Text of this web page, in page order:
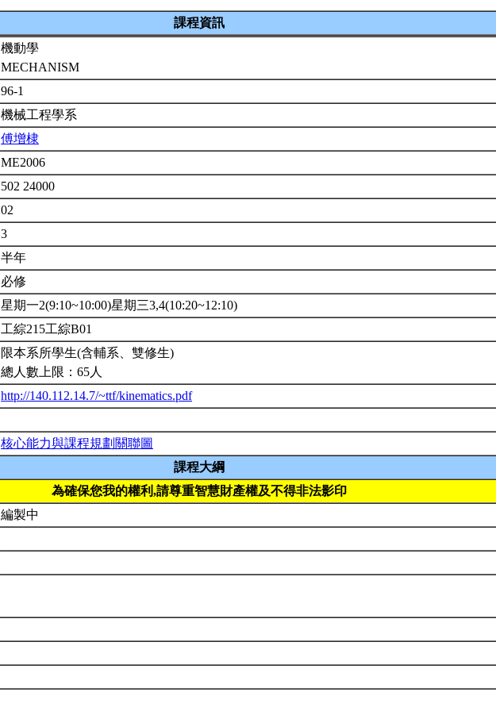
課程資訊
機動學
MECHANISM
96-1
機械工程學系
傅增棣
ME2006
502 24000
02
3
半年
必修
星期一2(9:10~10:00)星期三3,4(10:20~12:10)
工綜215工綜B01
限本系所學生(含輔系、雙修生)
總人數上限：65人
http://140.112.14.7/~ttf/kinematics.pdf
核心能力與課程規劃關聯圖
課程大綱
為確保您我的權利,請尊重智慧財產權及不得非法影印
編製中